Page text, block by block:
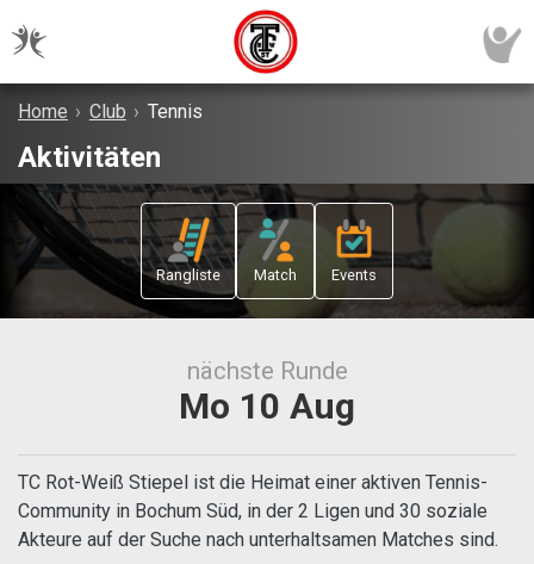
Home › Club › Tennis
Aktivitäten
Rangliste Match Events
nächste Runde
Mo 10 Aug
TC Rot-Weiß Stiepel ist die Heimat einer aktiven Tennis-
Community in Bochum Süd, in der 2 Ligen und 30 soziale
Akteure auf der Suche nach unterhaltsamen Matches sind.